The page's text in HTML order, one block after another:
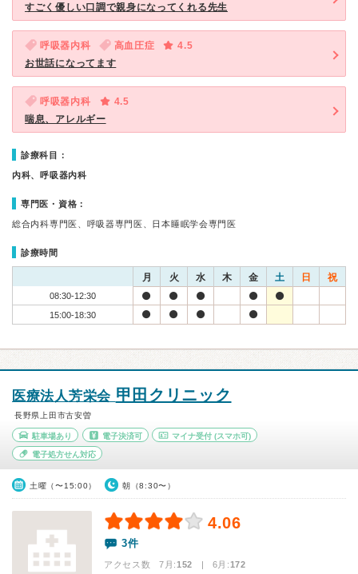
すごく優しい口調で親身になってくれる先生
呼吸器内科 高血圧症
4.5
お世話になってます
呼吸器内科
4.5
喘息、アレルギー
診療科目：
内科、呼吸器内科
専門医・資格：
総合内科専門医、呼吸器専門医、日本睡眠学会専門医
診療時間
月 火 水 木 金 土 日 祝
08:30-12:30
15:00-18:30
医療法人芳栄会 甲田クリニック
長野県上田市古安曽
駐車場あり 電子決済可 マイナ受付 (スマホ可)
電子処方せん対応
土曜（〜15:00） 朝（8:30〜）
4.06
3件
アクセス数 7月:152 | 6月:172